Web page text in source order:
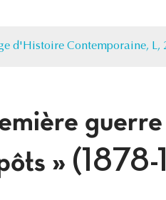
d'Histoire Contemporaine, L,
»